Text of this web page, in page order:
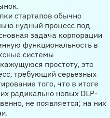
стартапов обычно
нудный процесс под
задача корпорации
функциональность в
системы
простоту, это
требующий серьезных
того, что в итоге
радикально новых DLP-
не появляется; на них